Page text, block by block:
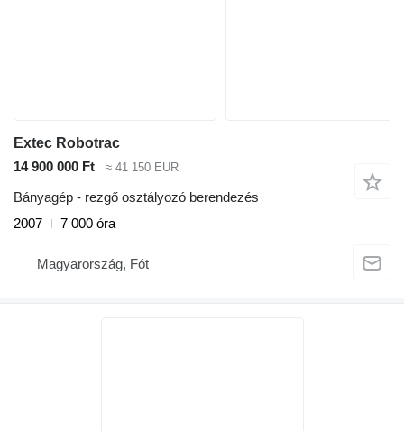
Extec Robotrac
14 900 000 Ft
≈ 41 150 EUR
Bányagép - rezgő osztályozó berendezés
2007
7 000 óra
Magyarország, Fót